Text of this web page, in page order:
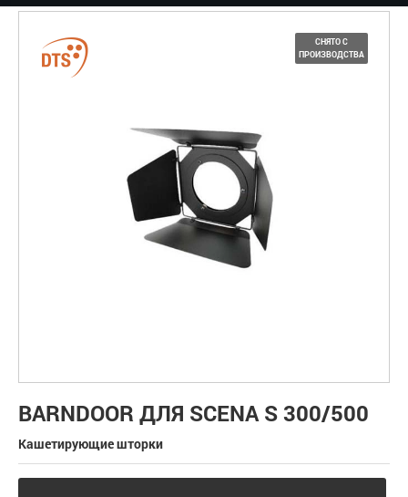
СНЯТО С
ПРОИЗВОДСТВА
BARNDOOR ДЛЯ SCENA S 300/500
Кашетирующие шторки